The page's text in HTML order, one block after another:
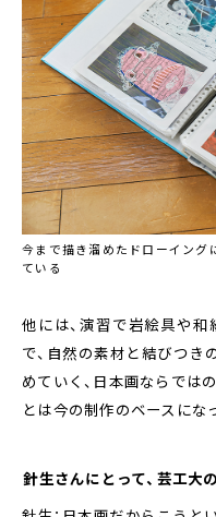
今まで描き溜めたドローイング
ている
他には、演習で岩絵具や
で、自然の素材と結びつき
めていく、日本画ならでは
とは今の制作のベースにな
――針生さんにとって、芸工